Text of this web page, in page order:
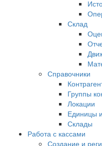
Склад
Справочники
Группы
Локации
Единицы
Склады
Работа с кассами
Создание и